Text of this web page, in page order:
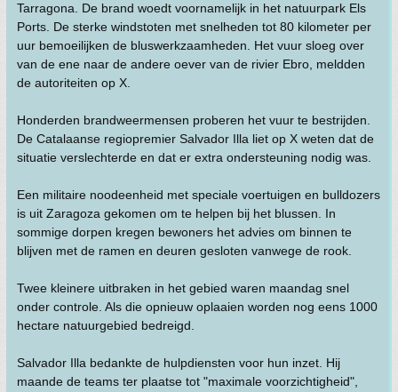
Tarragona. De brand woedt voornamelijk in het natuurpark Els
Ports. De sterke windstoten met snelheden tot 80 kilometer per
uur bemoeilijken de bluswerkzaamheden. Het vuur sloeg over
van de ene naar de andere oever van de rivier Ebro, meldden
de autoriteiten op X.
Honderden brandweermensen proberen het vuur te bestrijden.
De Catalaanse regiopremier Salvador Illa liet op X weten dat de
situatie verslechterde en dat er extra ondersteuning nodig was.
Een militaire noodeenheid met speciale voertuigen en bulldozers
is uit Zaragoza gekomen om te helpen bij het blussen. In
sommige dorpen kregen bewoners het advies om binnen te
blijven met de ramen en deuren gesloten vanwege de rook.
Twee kleinere uitbraken in het gebied waren maandag snel
onder controle. Als die opnieuw oplaaien worden nog eens 1000
hectare natuurgebied bedreigd.
Salvador Illa bedankte de hulpdiensten voor hun inzet. Hij
maande de teams ter plaatse tot "maximale voorzichtigheid",